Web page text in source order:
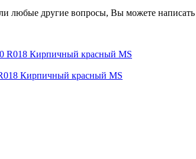
любые другие вопросы, Вы можете
Кирпичный красный MS